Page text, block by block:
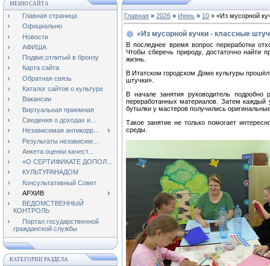
МЕНЮ САЙТА
Главная страница
Официально
Новости
АФИША
Подвиг,отлитый в бронзу
Карта сайта
Обратная связь
Каталог сайтов о культуре
Вакансии
Виртуальная приемная
Сведения о доходах и...
Независимая антикорр...
Результаты независим...
Анкета оценки качест...
«О СЕРТИФИКАТЕ ДОПОЛ...
КУЛЬТУРАНАДОМ
Консультативный Совет
АРХИВ
ВЕДОМСТВЕННЫЙ
КОНТРОЛЬ
Портал государственной
гражданской службы
КАТЕГОРИИ РАЗДЕЛА
Главная » 2026 » Июнь » 10 » «Из мусорной
«Из мусорной кучки - классные
В последнее время вопрос переработки
Чтобы сберечь природу, достаточно
жизнь.
В Итатском городском Доме культуры
штучки».
В начале занятия руководитель подробно
переработанных материалов. Затем каждый
бутылки у мастеров получились
Такое занятие не только помогает
среды.